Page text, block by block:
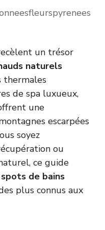
un trésor
naturels
thermales
de spa luxueux,
une
escarpées
soyez
ou
ce guide
de bains
plus connus aux